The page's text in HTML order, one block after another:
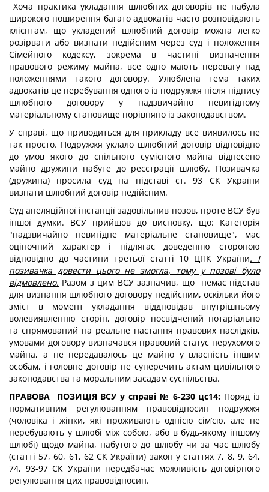
Хоча практика укладання шлюбних договорів не набула
широкого поширення багато адвокатів часто розповідають
клієнтам, що укладений шлюбний договір можна легко
розірвати або визнати недійсним через суд і положення
Сімейного кодексу, зокрема в частині визначення
правового режиму майна, все одно мають перевагу над
положеннями такого договору. Улюблена тема таких
адвокатів це перебування одного із подружжя після підпису
шлюбного договору у надзвичайно невигідному
матеріальному становище порівняно із законодавством.
У справі, що приводиться для прикладу все виявилось не
так просто. Подружжя уклало шлюбний договір відповідно
до умов якого до спільного сумісного майна віднесено
майно дружини набуте до реєстрації шлюбу. Позивачка
(дружина) просила суд на підставі ст. 93 СК України
визнати шлюбний договір недійсним.
Суд апеляційної інстанції задовільнив позов, проте ВСУ був
іншої думки. ВСУ прийшов до висновку, що: Категорія
"надзвичайно невигідне матеріальне становище", має
оціночний характер і підлягає доведенню стороною
відповідно до частини третьої статті 10 ЦПК України. І
позивачка довести цього не змогла, тому у позові було
відмовлено. Разом з цим ВСУ зазначив, що немає підстав
для визнання шлюбного договору недійсним, оскільки його
зміст в момент укладання віддповідав внутрішньому
волевиявленню сторін, договір посвідчений нотаріально
та спрямований на реальне настання правових наслідків,
умовами договору визначався правовий статус нерухомого
майна, а не передавалось це майно у власність іншим
особам, і головне договір не суперечить актам цивільного
законодавства та моральним засадам суспільства.
ПРАВОВА ПОЗИЦІЯ ВСУ у справі № 6-230 цс14: Поряд із
нормативним регулюванням правовідносин подружжя
(чоловіка і жінки, які проживають однією сім’єю, але не
перебувають у шлюбі між собою, або в будь-якому іншому
шлюбі) щодо майна, набутого до шлюбу чи за час шлюбу
(статті 57, 60, 61, 62 СК України) закон у статтях 7, 8, 9, 64,
74, 93-97 СК України передбачає можливість договірного
регулювання цих правовідносин.